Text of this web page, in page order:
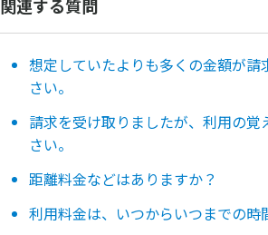
関連する質問
想定していたよりも多くの金額が
さい。
請求を受け取りましたが、利用の
さい。
距離料金などはありますか？
利用料金は、いつからいつまでの時